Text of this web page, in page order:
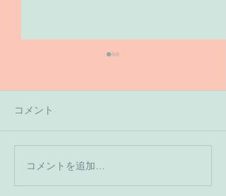
【６月１６日のご予約状
況です】
コメント
コメントを追加…